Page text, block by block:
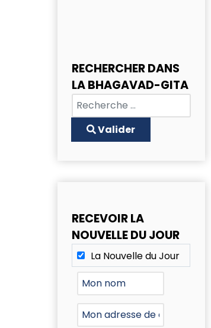
RECHERCHER DANS
LA BHAGAVAD-GITA
Chercher
Type 2 or more characters
Valider
RECEVOIR LA
NOUVELLE DU JOUR
La Nouvelle du Jour